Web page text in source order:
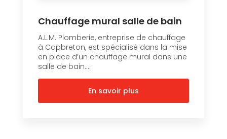
Chauffage mural salle de bain
A.L.M. Plomberie, entreprise de chauffage
à Capbreton, est spécialisé dans la mise
en place d’un chauffage mural dans une
salle de bain....
En savoir plus